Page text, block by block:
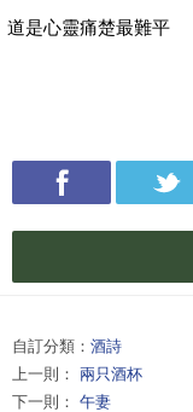
道是心靈痛楚最難平
自訂分類： 酒詩
上一則： 兩只酒杯
下一則： 午妻